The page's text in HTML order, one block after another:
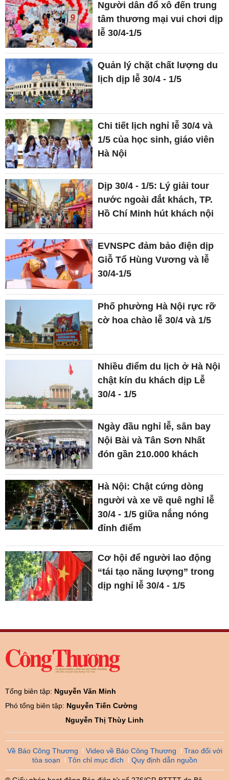
Người dân đổ xô đến trung
tâm thương mại vui chơi dịp
lễ 30/4-1/5
Quản lý chặt chất lượng du
lịch dịp lễ 30/4 - 1/5
Chi tiết lịch nghỉ lễ 30/4 và
1/5 của học sinh, giáo viên
Hà Nội
Dịp 30/4 - 1/5: Lý giải tour
nước ngoài đắt khách, TP.
Hồ Chí Minh hút khách nội
EVNSPC đảm bảo điện dịp
Giỗ Tổ Hùng Vương và lễ
30/4-1/5
Phố phường Hà Nội rực rỡ
cờ hoa chào lễ 30/4 và 1/5
Nhiều điểm du lịch ở Hà Nội
chật kín du khách dịp Lễ
30/4 - 1/5
Ngày đầu nghỉ lễ, sân bay
Nội Bài và Tân Sơn Nhất
đón gần 210.000 khách
Hà Nội: Chật cứng dòng
người và xe về quê nghỉ lễ
30/4 - 1/5 giữa nắng nóng
đỉnh điểm
Cơ hội để người lao động
“tái tạo năng lượng” trong
dịp nghỉ lễ 30/4 - 1/5
Tổng biên tập: Nguyễn Văn Minh
Phó tổng biên tập: Nguyễn Tiến Cường
Nguyễn Thị Thùy Linh
Về Báo Công Thương Video về Báo Công Thương
Trao đổi với
tòa soạn
Tôn chỉ mục đích Quy định dẫn nguồn